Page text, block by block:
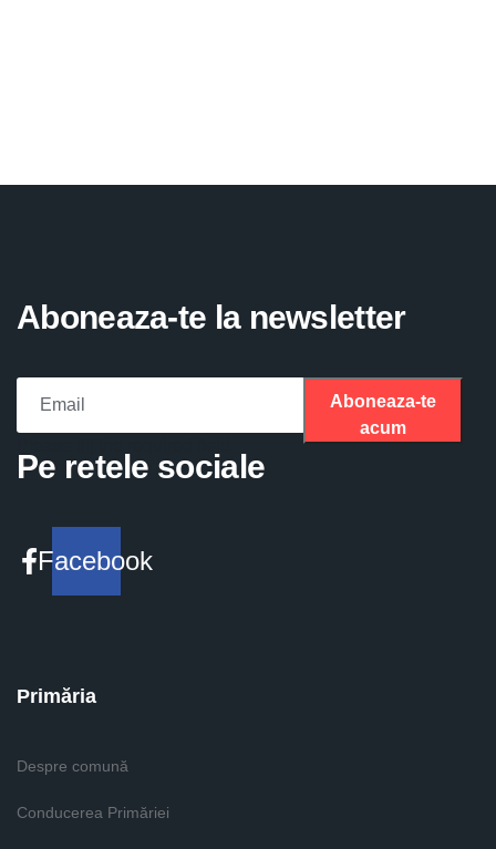
Aboneaza-te la newsletter
Aboneaza-te
acum
Pe retele sociale
Facebook
Primăria
Despre comună
Conducerea Primăriei